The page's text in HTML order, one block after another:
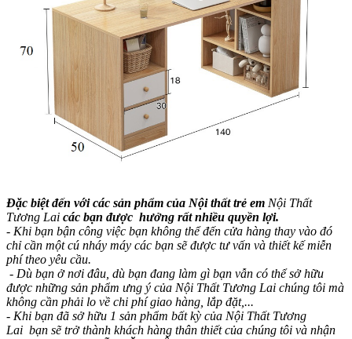
Đặc biệt đến với các sản phẩm của Nội thất trẻ em Nội Thất
Tương Lai các bạn được hưởng rất nhiều quyền lợi.
- Khi bạn bận công việc bạn không thể đến cửa hàng thay vào đó
chỉ cần một cú nháy máy các bạn sẽ được tư vấn và thiết kế miễn
phí theo yêu cầu.
- Dù bạn ở nơi đâu, dù bạn đang làm gì bạn vẫn có thể sở hữu
được những sản phẩm ưng ý của Nội Thất Tương Lai chúng tôi mà
không cần phải lo về chi phí giao hàng, lắp đặt,...
- Khi bạn đã sở hữu 1 sản phẩm bất kỳ của Nội Thất Tương
Lai bạn sẽ trở thành khách hàng thân thiết của chúng tôi và nhận